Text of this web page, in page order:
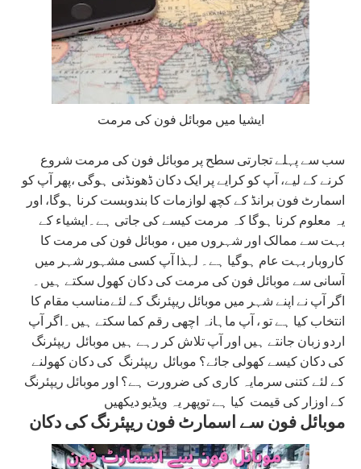
ایشیا میں موبائل فون کی مرمت
سب سے پہلے تجارتی سطح پر موبائل فون کی مرمت شروع
کرنے کے لیے، آپ کو کرایے پر ایک دکان ڈھونڈنی ہوگی ،پھر آپ کو
اسمارٹ فون برانڈ کے کچھ لوازمات کا بندوبست کرنا ہوگا، اور
یہ معلوم کرنا ہوگا کہ مرمت کیسے کی جاتی ہے۔ایشیاء کے
بہت سے ممالک اور شہروں میں ، موبائل فون کی مرمت کا
کاروبار بہت عام ہوگیا ہے۔ لہذا آپ کسی مشہور شہر میں
آسانی سے موبائل فون کی مرمت کی دکان کھول سکتے ہیں۔
اگر آپ نے اپنے شہر میں موبائل ریپئرنگ کے لئےمناسب مقام کا
انتخاب کیا ہے تو ، آپ ماہانہ اچھی رقم کما سکتے ہیں۔اگر آپ
اردو زبان جانتے ہیں اور آپ تلاش کر رہے ہیں موبائل ریپئرنگ
کی دکان کیسے کھولی جائے؟ موبائل ریپئرنگ کی دکان کھولنے
کے لئے کتنی سرمایہ کاری کی ضرورت ہے؟ اور موبائل ریپئرنگ
کے اوزار کی قیمت کیا ہے توپھر یہ ویڈیو دیکھیں
موبائل فون سے اسمارٹ فون ریپئرنگ کی دکان